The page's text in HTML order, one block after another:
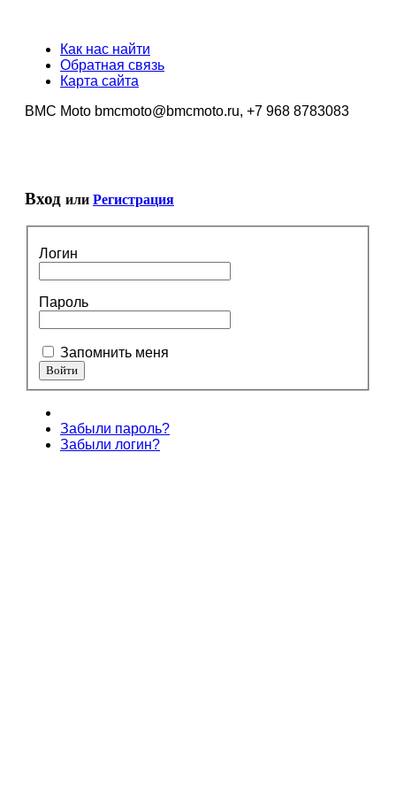
Как нас найти
Обратная связь
Карта сайта
BMC Moto bmcmoto@bmcmoto.ru, +7 968 8783083
Вход или Регистрация
Логин
Пароль
Запомнить меня
Забыли пароль?
Забыли логин?